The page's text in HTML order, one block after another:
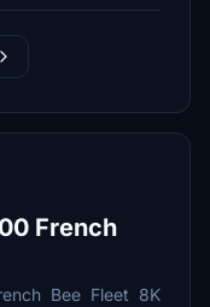
French
Bee Fleet 8K